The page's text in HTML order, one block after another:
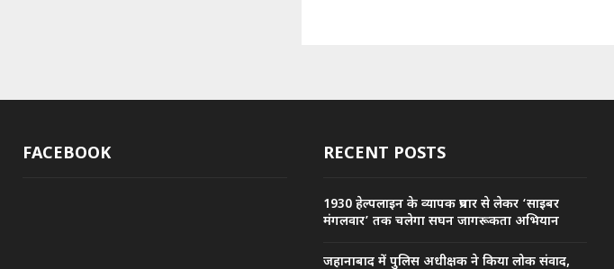
FACEBOOK RECENT POSTS
1930 हेल्पलाइन के व्यापक प्रचार से लेकर ‘साइबर
मंगलवार’ तक चलेगा सघन जागरूकता अभियान
जहानाबाद में पुलिस अधीक्षक ने किया लोक संवाद,